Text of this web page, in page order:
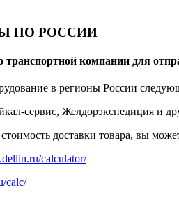
ПО РОССИИ
транспортной компании для
в регионы России
сервис, Желдорэкспедиция и
доставки товара, вы
calculator/
calc/